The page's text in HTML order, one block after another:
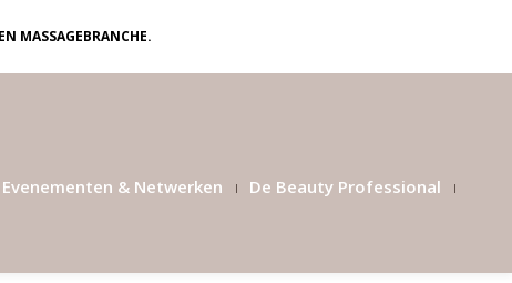
MASSAGEBRANCHE.
Evenementen & Netwerken De Beauty Professional